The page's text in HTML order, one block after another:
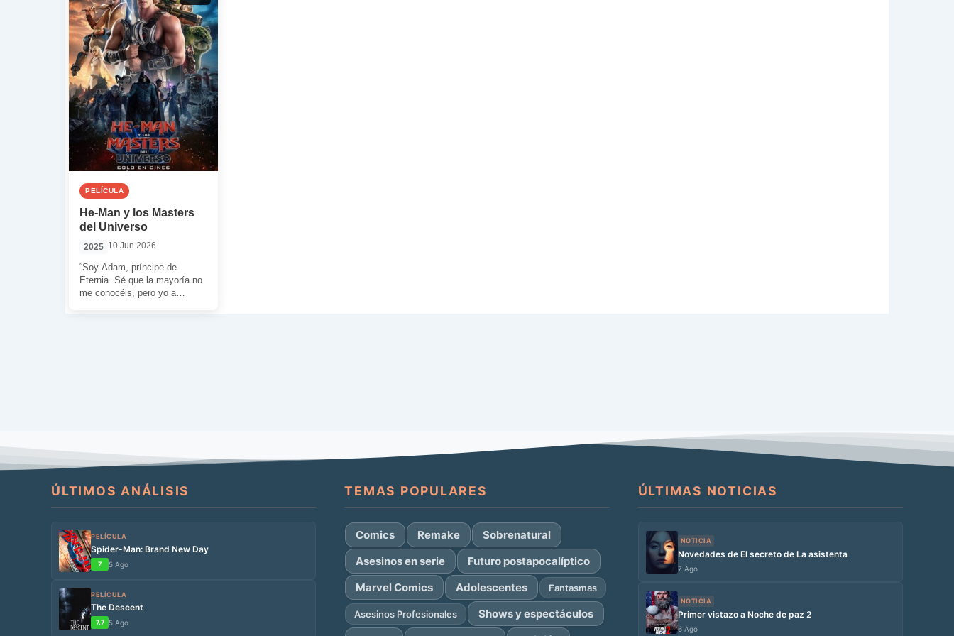
PELÍCULA
He-Man y los Masters
del Universo
2025 10 Jun 2026
“Soy Adam, príncipe de
Eternia. Sé que la mayoría no
me conocéis, pero yo a
ÚLTIMOS ANÁLISIS
PELÍCULA
Spider-Man: Brand New Day
7 5 Ago
PELÍCULA
The Descent
7.7 5 Ago
TEMAS POPULARES
Comics Remake
Sobrenatural
Asesinos en serie
Futuro postapocalíptico
Marvel Comics
Adolescentes Fantasmas
Asesinos Profesionales
Shows y espectáculos
ÚLTIMAS NOTICIAS
NOTICIA
Novedades de El secreto de La asistenta
7 Ago
NOTICIA
Primer vistazo a Noche de paz 2
6 Ago